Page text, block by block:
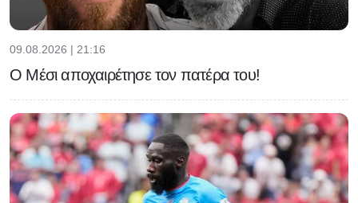
09.08.2026 | 21:16
Ο Μέσι αποχαιρέτησε τον πατέρα του!